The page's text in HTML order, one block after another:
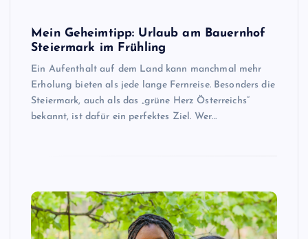
Mein Geheimtipp: Urlaub am Bauernhof
Steiermark im Frühling
Ein Aufenthalt auf dem Land kann manchmal mehr
Erholung bieten als jede lange Fernreise. Besonders die
Steiermark, auch als das „grüne Herz Österreichs“
bekannt, ist dafür ein perfektes Ziel. Wer…